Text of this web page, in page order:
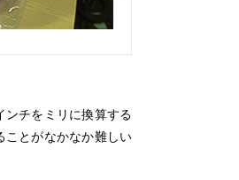
ンチをミリに換算する
ことがなかなか難しい